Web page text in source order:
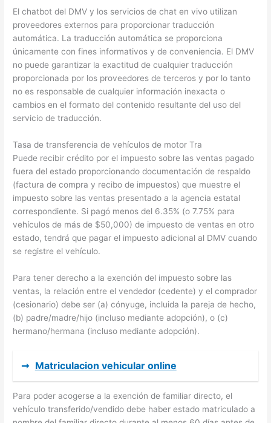
El chatbot del DMV y los servicios de chat en vivo utilizan
proveedores externos para proporcionar traducción
automática. La traducción automática se proporciona
únicamente con fines informativos y de conveniencia. El DMV
no puede garantizar la exactitud de cualquier traducción
proporcionada por los proveedores de terceros y por lo tanto
no es responsable de cualquier información inexacta o
cambios en el formato del contenido resultante del uso del
servicio de traducción.
Tasa de transferencia de vehículos de motor Tra
Puede recibir crédito por el impuesto sobre las ventas pagado
fuera del estado proporcionando documentación de respaldo
(factura de compra y recibo de impuestos) que muestre el
impuesto sobre las ventas presentado a la agencia estatal
correspondiente. Si pagó menos del 6.35% (o 7.75% para
vehículos de más de $50,000) de impuesto de ventas en otro
estado, tendrá que pagar el impuesto adicional al DMV cuando
se registre el vehículo.
Para tener derecho a la exención del impuesto sobre las
ventas, la relación entre el vendedor (cedente) y el comprador
(cesionario) debe ser (a) cónyuge, incluida la pareja de hecho,
(b) padre/madre/hijo (incluso mediante adopción), o (c)
hermano/hermana (incluso mediante adopción).
➞ Matriculacion vehicular online
Para poder acogerse a la exención de familiar directo, el
vehículo transferido/vendido debe haber estado matriculado a